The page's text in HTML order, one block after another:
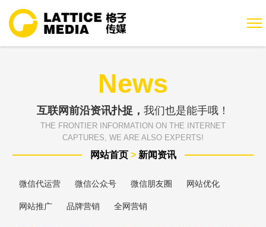
News
互联网前沿资讯扑捉， 我们也是能手哦！
THE FRONTIER INFORMATION ON THE INTERNET
CAPTURES, WE ARE ALSO EXPERTS!
网站首页> 新闻资讯
微信代运营 微信公众号 微信朋友圈 网站优化
网站推广 品牌营销 全网营销